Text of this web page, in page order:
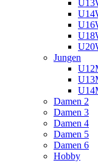
Jungen
Damen 2
Damen 3
Damen 4
Damen 5
Damen 6
Hobby